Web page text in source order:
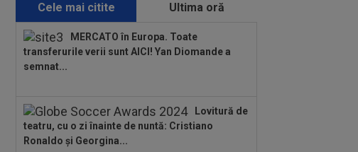
00:41
EXCLUSIV
Atacant pentru
FCSB! A făcut anunțul ÎN DIRECT: ”Îi dau
eu lui Gigi unul bun”
00:34
EXCLUSIV
2 la 1: au dat
verdictul la cea mai controversată fază
serii după ce Marius Șumudică a început
negocierile cu CFR...
00:14
OFICIAL
Dezastru: după
Cele mai citite Ultima oră
MERCATO în Europa. Toate
transferurile verii sunt AICI! Yan Diomande a
semnat...
Lovitură de
teatru, cu o zi înainte de nuntă: Cristiano
Ronaldo și Georgina...